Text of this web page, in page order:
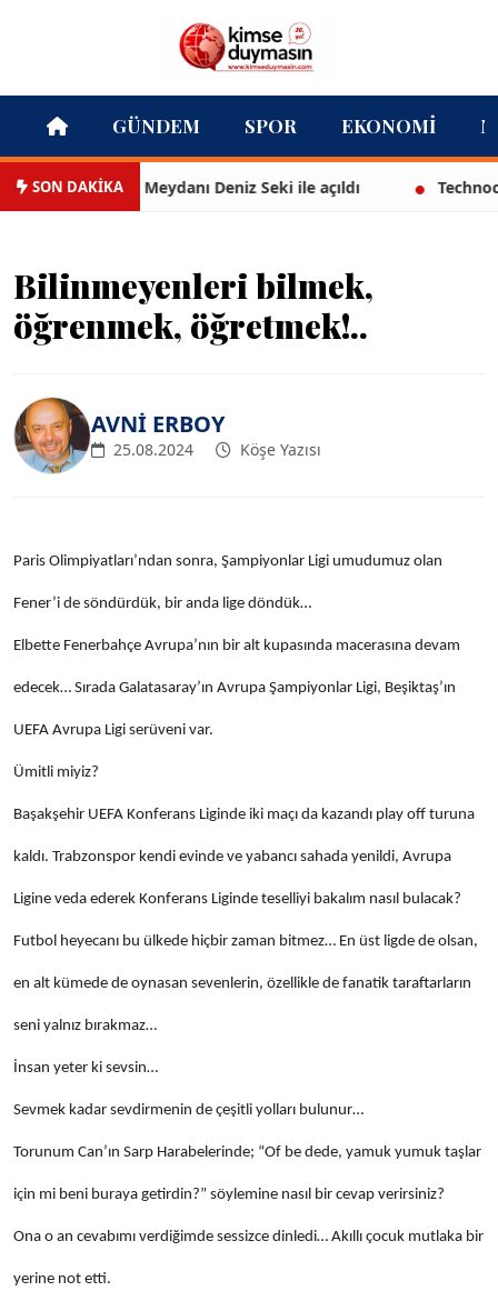
GÜNDEM SPOR EKONOMI
SON DAKİKAMeydanı Deniz Seki ile açıldı Technocity
Bilinmeyenleri bilmek,
öğrenmek, öğretmek!..
AVNİ ERBOY
25.08.2024 Köşe Yazısı
Paris Olimpiyatları’ndan sonra, Şampiyonlar Ligi umudumuz olan
Fener’i de söndürdük, bir anda lige döndük…
Elbette Fenerbahçe Avrupa’nın bir alt kupasında macerasına devam
edecek… Sırada Galatasaray’ın Avrupa Şampiyonlar Ligi, Beşiktaş’ın
UEFA Avrupa Ligi serüveni var.
Ümitli miyiz?
Başakşehir UEFA Konferans Liginde iki maçı da kazandı play off turuna
kaldı. Trabzonspor kendi evinde ve yabancı sahada yenildi, Avrupa
Ligine veda ederek Konferans Liginde teselliyi bakalım nasıl bulacak?
Futbol heyecanı bu ülkede hiçbir zaman bitmez… En üst ligde de olsan,
en alt kümede de oynasan sevenlerin, özellikle de fanatik taraftarların
seni yalnız bırakmaz…
İnsan yeter ki sevsin…
Sevmek kadar sevdirmenin de çeşitli yolları bulunur…
Torunum Can’ın Sarp Harabelerinde; “Of be dede, yamuk yumuk taşlar
için mi beni buraya getirdin?” söylemine nasıl bir cevap verirsiniz?
Ona o an cevabımı verdiğimde sessizce dinledi… Akıllı çocuk mutlaka bir
yerine not etti.